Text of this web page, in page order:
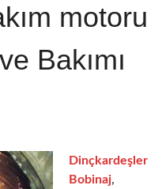
motoru
Bakımı
Dinçkardeşler
Bobinaj,